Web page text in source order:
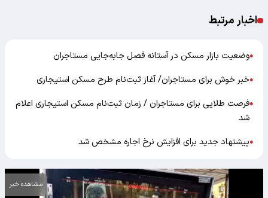
اخبار مرتبط
●وضعیت بازار مسکن در آستانه فصل جابه‌جایی مستاجران
●خبر خوش برای مستاجران/ آغاز ثبت‌نام طرح مسکن استیجاری
●فرصت طلایی برای مستاجران / زمان ثبت‌نام مسکن استیجاری اعلام
شد
●پیشنهاد جدید برای افزایش نرخ اجاره مشخص شد
مشاهده خبر